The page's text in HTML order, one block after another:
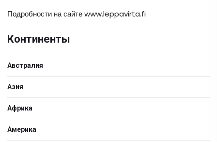
Подробности на сайте www.leppavirta.fi
Континенты
Австралия
Азия
Африка
Америка